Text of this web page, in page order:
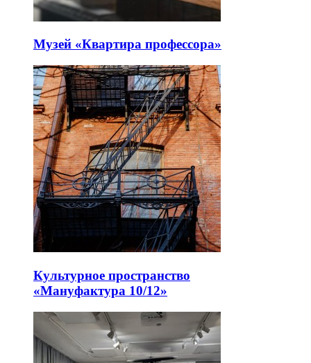
Музей «Квартира профессора»
Культурное пространство
«Мануфактура 10/12»